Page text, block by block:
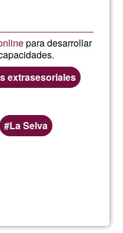
para desarrollar
extrasesoriales
La Selva
Visión